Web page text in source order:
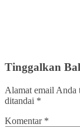
Tinggalkan
Alamat email Anda
ditandai *
Komentar *